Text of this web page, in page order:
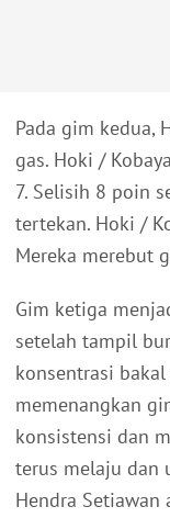
Pada gim kedua,
gas. Hoki /
7. Selisih 8 poin
tertekan. Hoki /
Mereka merebut
Gim ketiga
setelah tampil
konsentrasi
memenangkan
konsistensi dan
terus melaju dan
Hendra